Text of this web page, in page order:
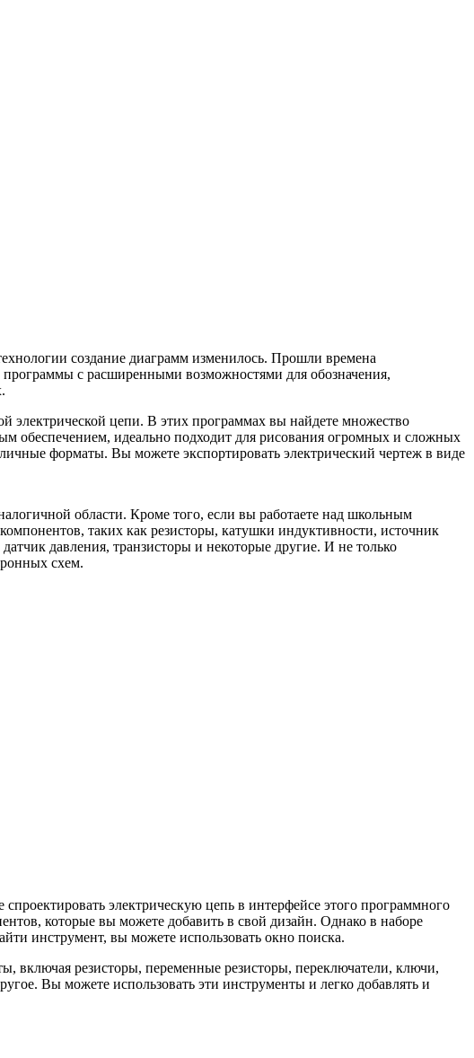
создание диаграмм изменилось. Прошли времена
программы с расширенными возможностями для обозначения,
электрической цепи. В этих программах вы найдете множество
обеспечением, идеально подходит для рисования огромных и сложных
форматы. Вы можете экспортировать электрический чертеж в виде
области. Кроме того, если вы работаете над школьным
таких как резисторы, катушки индуктивности, источник
давления, транзисторы и некоторые другие. И не только
схем.
электрическую цепь в интерфейсе этого программного
которые вы можете добавить в свой дизайн. Однако в наборе
инструмент, вы можете использовать окно поиска.
включая резисторы, переменные резисторы, переключатели, ключи,
Вы можете использовать эти инструменты и легко добавлять и